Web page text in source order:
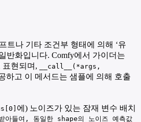
트나 기타 조건부 형태에 의해 ‘유
반화입니다. Comfy에서 가이더는
표현되며,
__call__(*args,
하고 이 메서드는 샘플에 의해 호출
에) 노이즈가 있는 잠재 변수 배치
아들여, 동일한 shape의 노이즈 예측값